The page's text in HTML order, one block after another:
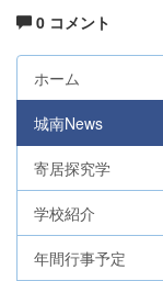
0 コメント
ホーム
城南News
寄居探究学
学校紹介
年間行事予定